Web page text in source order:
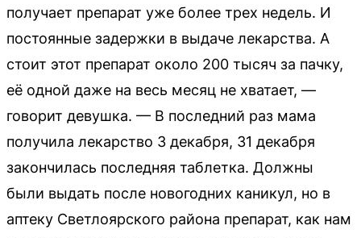
получает препарат уже более трех недель. И
постоянные задержки в выдаче лекарства. А
стоит этот препарат около 200 тысяч за пачку,
её одной даже на весь месяц не хватает, —
говорит девушка. — В последний раз мама
получила лекарство 3 декабря, 31 декабря
закончилась последняя таблетка. Должны
были выдать после новогодних каникул, но в
аптеку Светлоярского района препарат, как нам